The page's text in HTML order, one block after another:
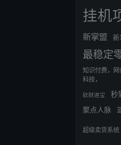
挂机
新掌盟 新
最稳定
知识付费，
科技，
砍财进宝 秒
聚点人脉
超级卖货系统